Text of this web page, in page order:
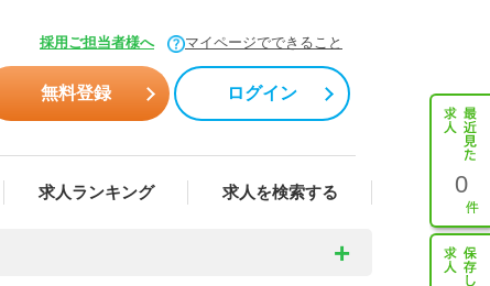
採用ご担当者様へ マイページでできること
無料登録 ログイン
求人ランキング 求人を検索する 0